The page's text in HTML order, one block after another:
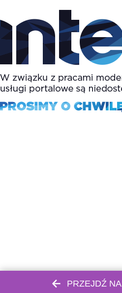
PRZEJDŹ NA